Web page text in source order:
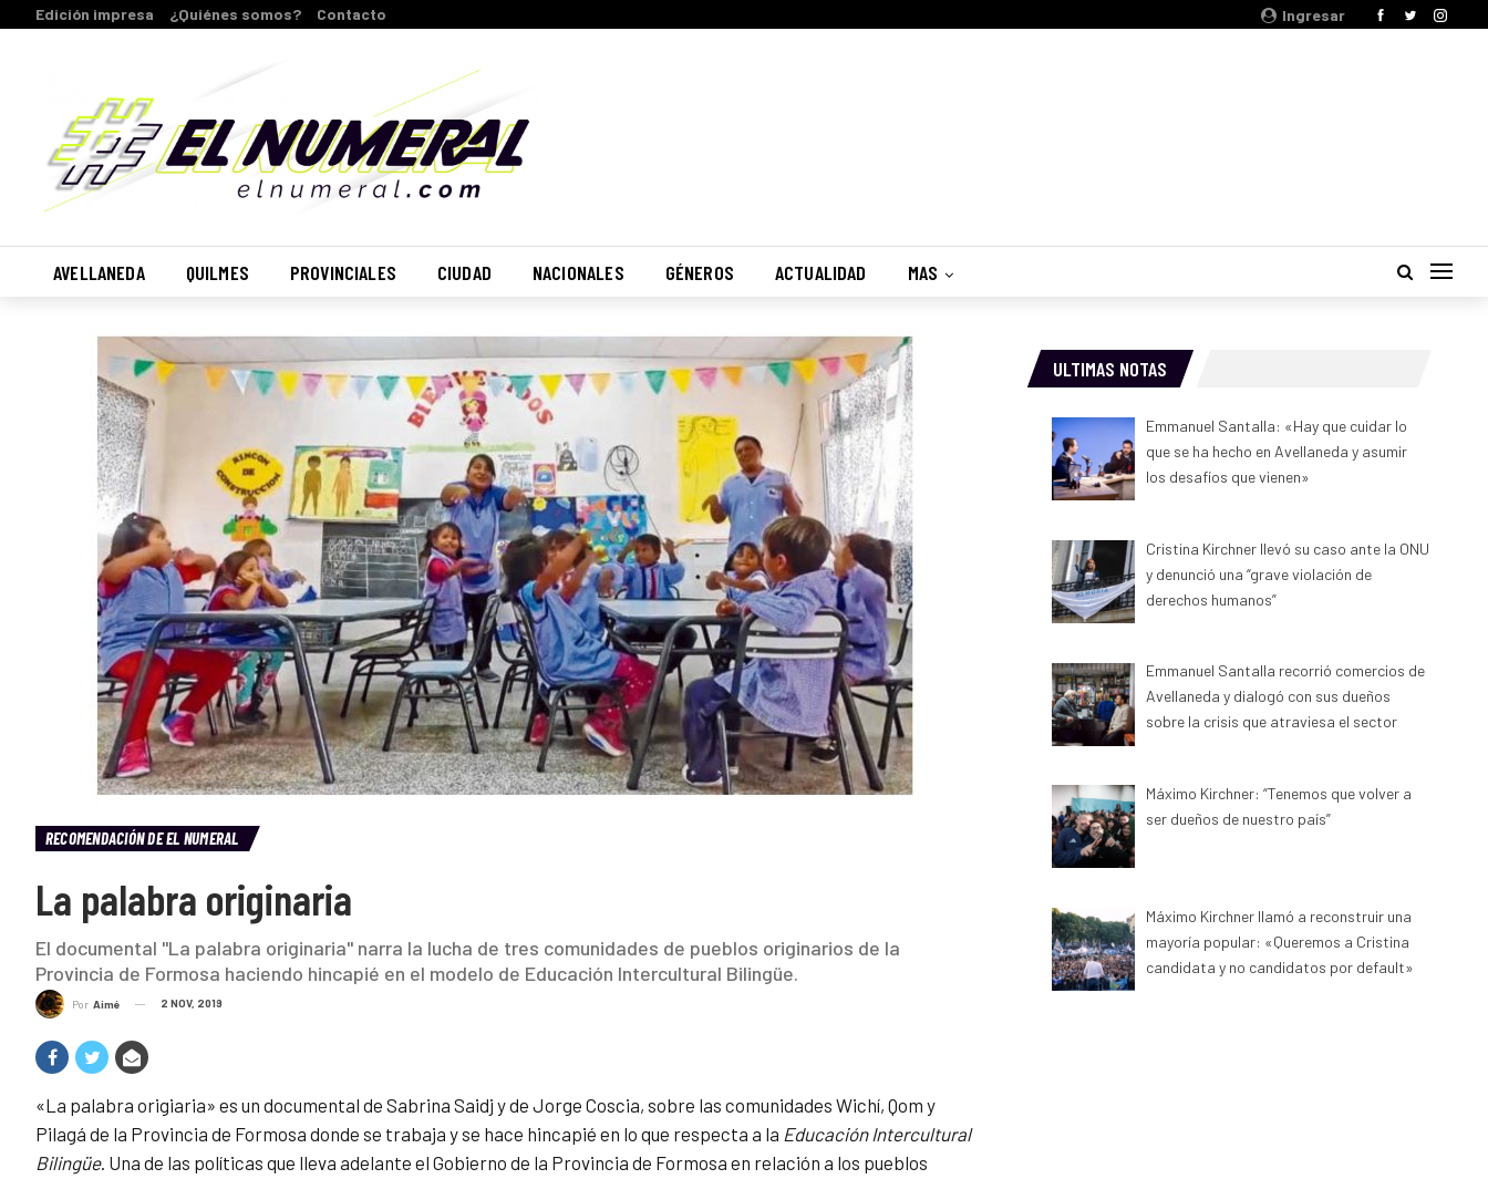
Ingresar
Edición impresa ¿Quiénes somos? Contacto
AVELLANEDA QUILMES PROVINCIALES CIUDAD NACIONALES GÉNEROS ACTUALIDAD MAS
RECOMENDACIÓN DE EL NUMERAL
La palabra originaria
El documental "La palabra originaria" narra la lucha de tres comunidades de pueblos originarios de la
Provincia de Formosa haciendo hincapié en el modelo de Educación Intercultural Bilingüe.
Por Aimé 2 NOV, 2019
«La palabra origiaria» es un documental de Sabrina Saidj y de Jorge Coscia, sobre las comunidades Wichí, Qom y
Pilagá de la Provincia de Formosa donde se trabaja y se hace hincapié en lo que respecta a la Educación Intercultural
Bilingüe. Una de las políticas que lleva adelante el Gobierno de la Provincia de Formosa en relación a los pueblos
ULTIMAS NOTAS
Emmanuel Santalla: «Hay que cuidar lo
que se ha hecho en Avellaneda y asumir
los desafíos que vienen»
Cristina Kirchner llevó su caso ante la ONU
y denunció una “grave violación de
derechos humanos”
Emmanuel Santalla recorrió comercios de
Avellaneda y dialogó con sus dueños
sobre la crisis que atraviesa el sector
Máximo Kirchner: “Tenemos que volver a
ser dueños de nuestro país”
Máximo Kirchner llamó a reconstruir una
mayoría popular: «Queremos a Cristina
candidata y no candidatos por default»